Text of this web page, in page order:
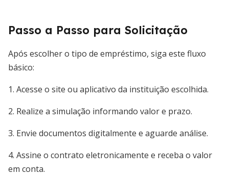
Passo a Passo para Solicitação
Após escolher o tipo de empréstimo, siga este fluxo
básico:
1. Acesse o site ou aplicativo da instituição escolhida.
2. Realize a simulação informando valor e prazo.
3. Envie documentos digitalmente e aguarde análise.
4. Assine o contrato eletronicamente e receba o valor
em conta.